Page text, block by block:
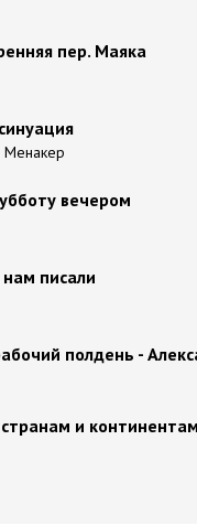
пер. Маяка
вечером
писали
полдень -
и